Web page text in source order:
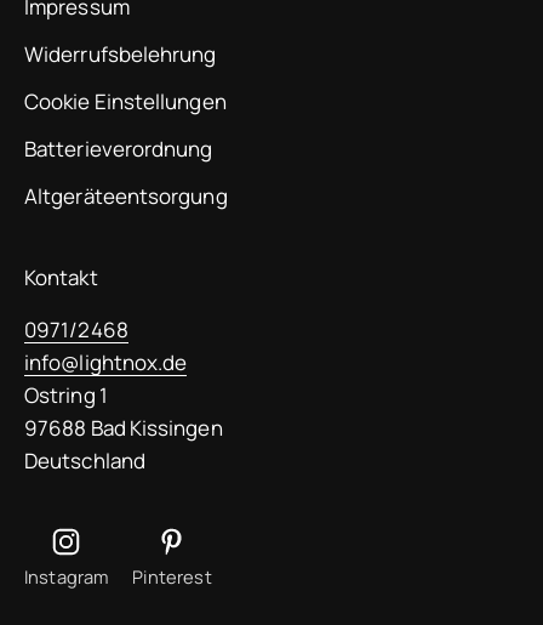
Impressum
Widerrufsbelehrung
Cookie Einstellungen
Batterieverordnung
Altgeräteentsorgung
Kontakt
0971/2468
info@lightnox.de
Ostring 1
97688 Bad Kissingen
Deutschland
Instagram Pinterest